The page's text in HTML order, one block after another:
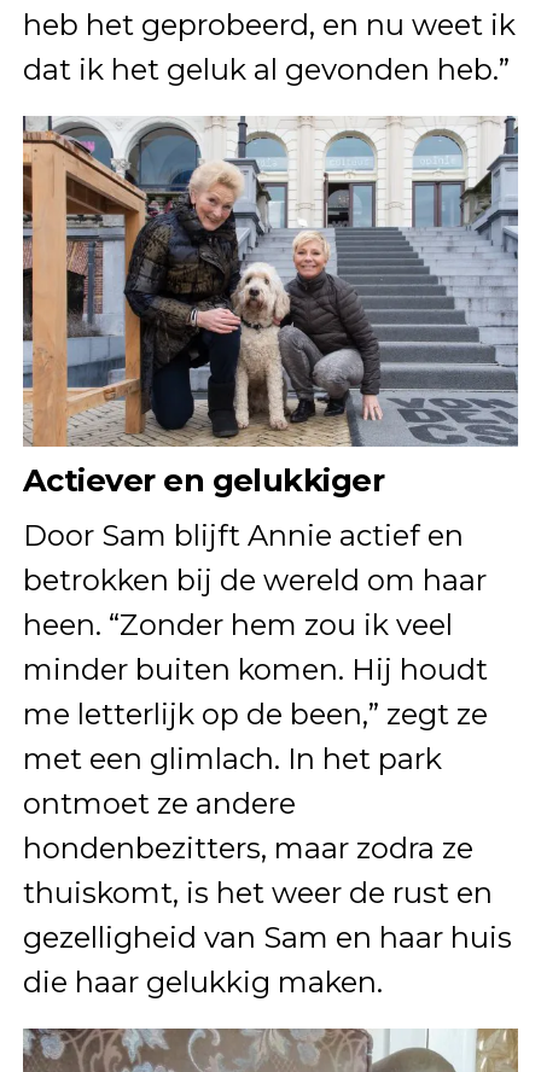
heb het geprobeerd, en nu weet ik
dat ik het geluk al gevonden heb.”
Actiever en gelukkiger
Door Sam blijft Annie actief en
betrokken bij de wereld om haar
heen. “Zonder hem zou ik veel
minder buiten komen. Hij houdt
me letterlijk op de been,” zegt ze
met een glimlach. In het park
ontmoet ze andere
hondenbezitters, maar zodra ze
thuiskomt, is het weer de rust en
gezelligheid van Sam en haar huis
die haar gelukkig maken.